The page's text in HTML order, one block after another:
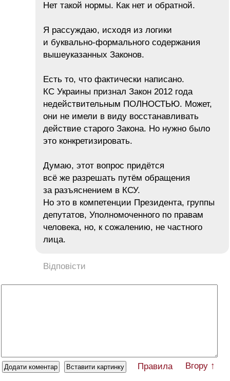
Нет такой нормы. Как нет и обратной.
Я рассуждаю, исходя из логики
и буквально-формального содержания
вышеуказанных Законов.
Есть то, что фактически написано.
КС Украины признал Закон 2012 года
недействительным ПОЛНОСТЬЮ. Может,
они не имели в виду восстанавливать
действие старого Закона. Но нужно было
это конкретизировать.
Думаю, этот вопрос придётся
всё же разрешать путём обращения
за разъяснением в КСУ.
Но это в компетенции Президента, группы
депутатов, Уполномоченного по правам
человека, но, к сожалению, не частного
лица.
Відповісти
Правила Вгору ↑